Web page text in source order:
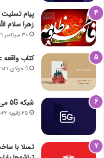
14 جولای 2021
پیام
زهرا سلام
30 سپتامبر 2021
کتاب واقعه
9 جولای 2021
شبکه 5G می‌تواند باعث سقوط هواپیما شود
25 ژانویه 2022
تسلا با